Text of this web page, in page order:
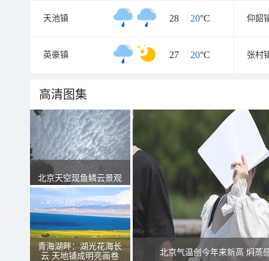
天池镇 28 / 20°C 仰韶
英豪镇 27 / 20°C 张村
高清图集
北京天空现鱼鳞云景观
青海湖畔：湖光花海长
云 天地铺成明亮画卷
北京气温创今年来新高 焖蒸